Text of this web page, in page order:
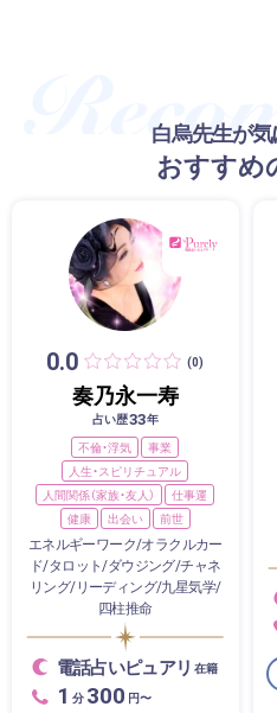
白烏先生が
おすすめ
0.0 (0)
奏乃永一寿
占い歴33年
不倫・浮気
事業
人生・スピリチュアル
人間関係（家族・友人）
仕事運
健康
出会い 前世
エネルギーワーク/オラクルカー
ド/タロット/ダウジング/チャネ
リング/リーディング/九星気学/
四柱推命
電話占いピュアリ 在籍
1 分 300 円〜